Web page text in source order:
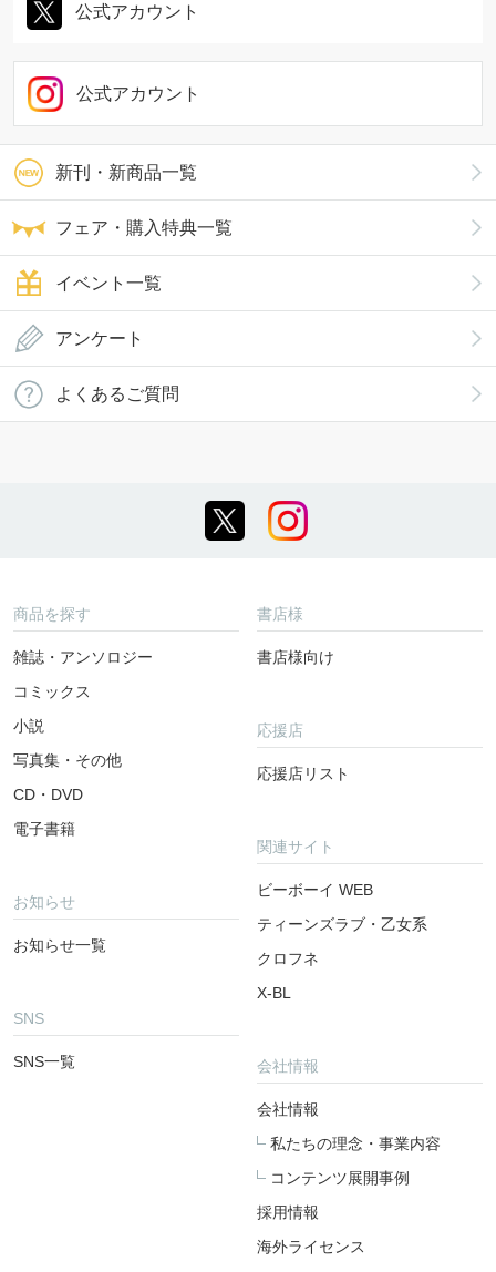
新刊・新商品一覧
フェア・購入特典一覧
イベント一覧
公式アカウント
公式アカウント
アンケート
よくあるご質問
商品を探す
雑誌・アンソロジー
コミックス
小説
写真集・その他
CD・DVD
電子書籍
お知らせ
お知らせ一覧
SNS
SNS一覧
書店様
書店様向け
応援店
応援店リスト
関連サイト
ビーボーイ WEB
ティーンズラブ・乙女系
クロフネ
X-BL
会社情報
会社情報
私たちの理念・事業内容
コンテンツ展開事例
採用情報
海外ライセンス